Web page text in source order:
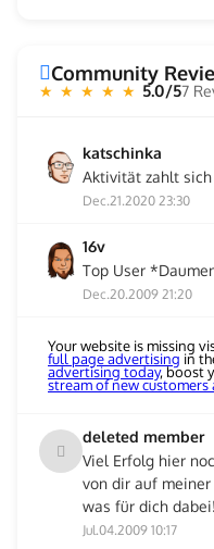
Community
★ ★ ★ ★ ★ 5.0/57
katschinka
Aktivität zahlt sich
Dec.21.2020 23:30
16v
Top User
Dec.20.2009 21:20
Your website is missing
full page advertising in
advertising today, boost
stream of new customers
deleted member
Viel Erfolg hier
von dir auf
was für dich
Jul.04.2009 10:17